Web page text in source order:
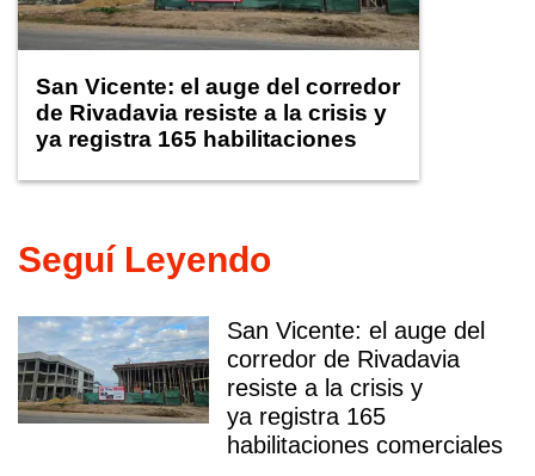
San Vicente: el auge del corredor
de Rivadavia resiste a la crisis y
ya registra 165 habilitaciones
Seguí Leyendo
San Vicente: el auge del
corredor de Rivadavia
resiste a la crisis y
ya registra 165
habilitaciones comerciales